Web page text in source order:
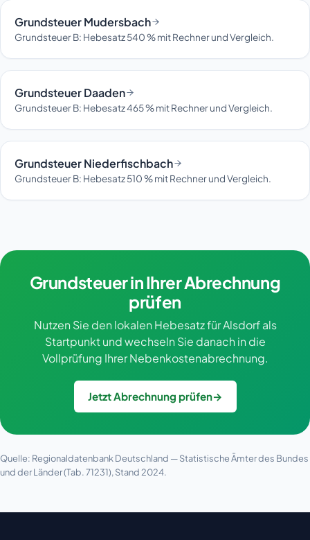
Grundsteuer Mudersbach
Grundsteuer B: Hebesatz 540 % mit Rechner und Vergleich.
Grundsteuer Daaden
Grundsteuer B: Hebesatz 465 % mit Rechner und Vergleich.
Grundsteuer Niederfischbach
Grundsteuer B: Hebesatz 510 % mit Rechner und Vergleich.
Grundsteuer in Ihrer Abrechnung
prüfen
Nutzen Sie den lokalen Hebesatz für Alsdorf als
Startpunkt und wechseln Sie danach in die
Vollprüfung Ihrer Nebenkostenabrechnung.
Jetzt Abrechnung prüfen→
Quelle: Regionaldatenbank Deutschland — Statistische Ämter des Bundes
und der Länder (Tab. 71231), Stand 2024.